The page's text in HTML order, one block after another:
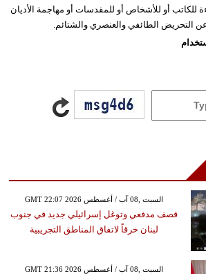
للكاتب أو للأشخاص أو للمقدسات أو مهاجمة الأديان
عن التحريض الطائفي والعنصري والشتائم.
GMT 22:07 2026 السبت ,08 آب / أغسطس
قصف مدفعي وتوغل إسرائيلي جديد في جنوب
لبنان خرقاً لاتفاق المناطق التجريبية
GMT 21:36 2026 السبت ,08 آب / أغسطس